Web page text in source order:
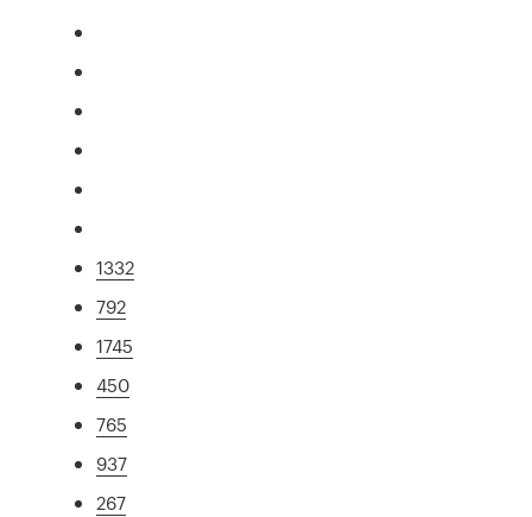
1332
792
1745
450
765
937
267